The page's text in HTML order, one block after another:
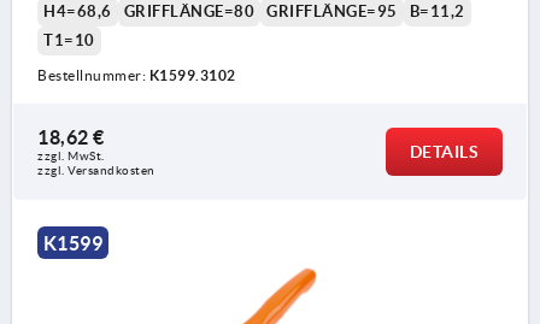
H4=68,6
GRIFFLÄNGE=80 GRIFFLÄNGE=95
B=11,2
T1=10
Bestellnummer: K1599.3102
18,62 €
zzgl. MwSt.
zzgl. Versandkosten
DETAILS
K1599